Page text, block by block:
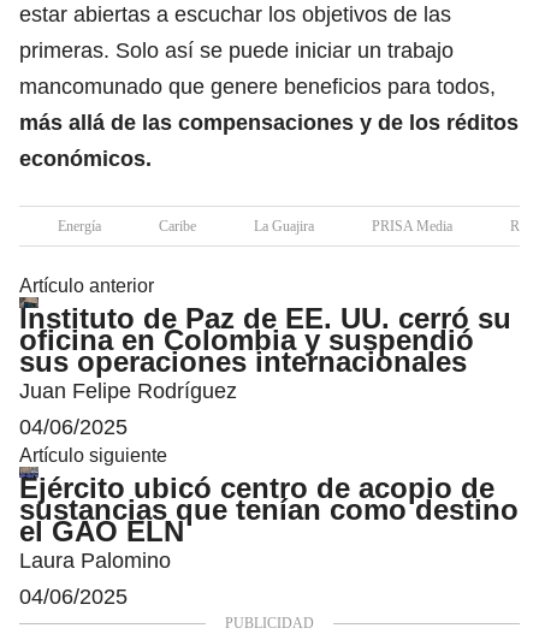
estar abiertas a escuchar los objetivos de las
primeras. Solo así se puede iniciar un trabajo
mancomunado que genere beneficios para todos,
más allá de las compensaciones y de los réditos
económicos.
Energía Caribe La Guajira PRISA Media
Artículo anterior
Instituto de Paz de EE. UU. cerró su
oficina en Colombia y suspendió
sus operaciones internacionales
Juan Felipe Rodríguez
04/06/2025
Artículo siguiente
Ejército ubicó centro de acopio de
sustancias que tenían como destino
el GAO ELN
Laura Palomino
04/06/2025